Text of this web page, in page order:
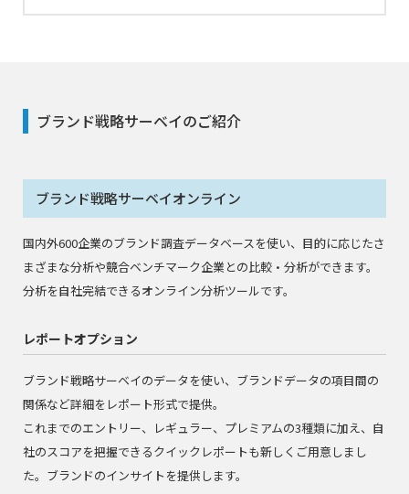
ブランド戦略サーベイのご紹介
ブランド戦略サーベイオンライン
国内外600企業のブランド調査データベースを使い、目的に応じたさ
まざまな分析や競合ベンチマーク企業との比較・分析ができます。
分析を自社完結できるオンライン分析ツールです。
レポートオプション
ブランド戦略サーベイのデータを使い、ブランドデータの項目間の
関係など詳細をレポート形式で提供。
これまでのエントリー、レギュラー、プレミアムの3種類に加え、自
社のスコアを把握できるクイックレポートも新しくご用意しまし
た。ブランドのインサイトを提供します。